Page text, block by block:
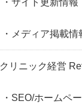
サイト更新情報
メディア掲載情
クリニック経営
SEO/ホームペ